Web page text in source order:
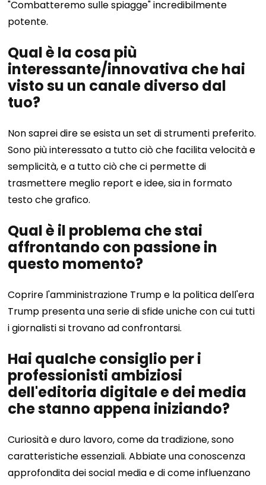
"Combatteremo sulle spiagge" incredibilmente
potente.
Qual è la cosa più
interessante/innovativa che hai
visto su un canale diverso dal
tuo?
Non saprei dire se esista un set di strumenti preferito.
Sono più interessato a tutto ciò che facilita velocità e
semplicità, e a tutto ciò che ci permette di
trasmettere meglio report e idee, sia in formato
testo che grafico.
Qual è il problema che stai
affrontando con passione in
questo momento?
Coprire l'amministrazione Trump e la politica dell'era
Trump presenta una serie di sfide uniche con cui tutti
i giornalisti si trovano ad confrontarsi.
Hai qualche consiglio per i
professionisti ambiziosi
dell'editoria digitale e dei media
che stanno appena iniziando?
Curiosità e duro lavoro, come da tradizione, sono
caratteristiche essenziali. Abbiate una conoscenza
approfondita dei social media e di come influenzano